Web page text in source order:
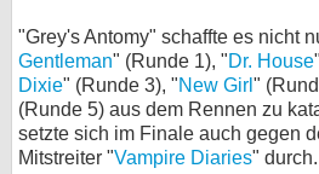
"Grey's Antomy" schaffte es nicht
Gentleman" (Runde 1), "Dr. House
Dixie" (Runde 3), "New Girl "
(Runde 5) aus dem Rennen zu
setzte sich im Finale auch gegen
Mitstreiter "Vampire Diaries" durch.